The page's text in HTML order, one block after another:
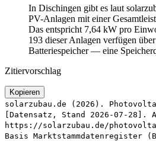
In Dischingen gibt es laut
PV-Anlagen mit einer
Das entspricht 7,64 kW pro
193 dieser Anlagen verfügen
Batteriespeicher — eine
Zitiervorschlag
Kopieren
solarzubau.de (2026).
[Datensatz, Stand 2026-07-28].
https://solarzubau.de/
Basis Marktstammdatenregister